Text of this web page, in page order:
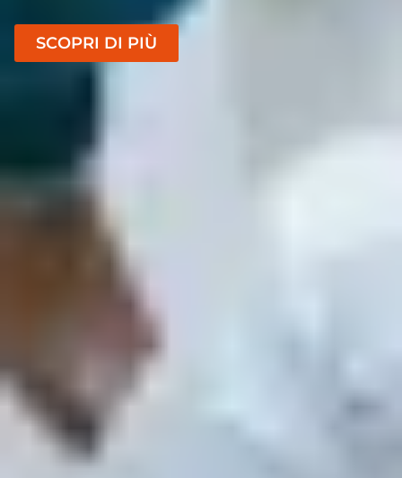
SCOPRI DI PIÙ